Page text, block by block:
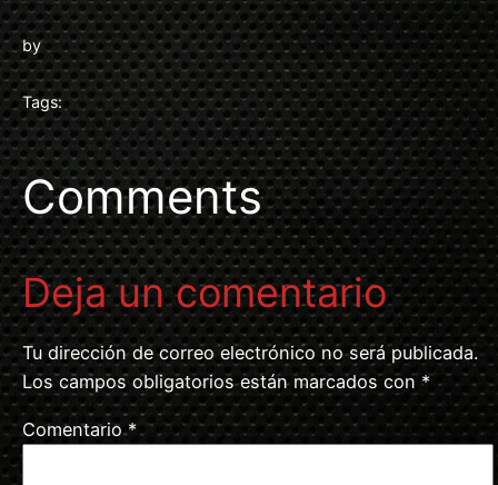
by
Tags:
Comments
Deja un comentario
Tu dirección de correo electrónico no será publicada.
Los campos obligatorios están marcados con *
Comentario*